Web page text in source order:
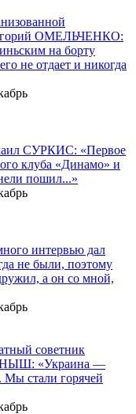
ОМЕЛЬЧЕНКО:
на борту
не отдает и никогда
СУРКИС: «Первое
клуба «Динамо» и
пошил...»
интервью дал
не были, поэтому
а он со мной,
советник
«Украина —
Мы стали горячей